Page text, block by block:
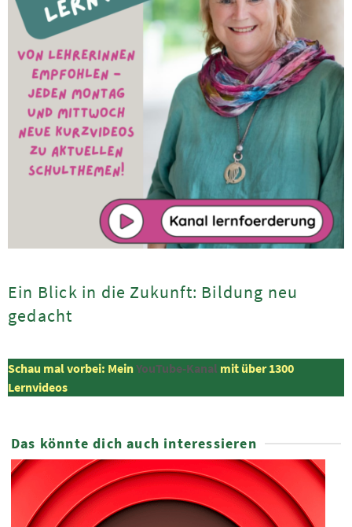
Ein Blick in die Zukunft: Bildung neu
gedacht
Schau mal vorbei: MeinYouTube-Kanal mit über 1300
Lernvideos
Das könnte dich auch interessieren